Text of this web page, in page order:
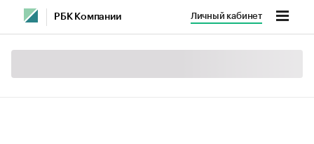
РБК Компании Личный кабинет